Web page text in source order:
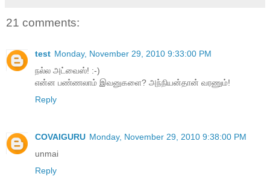
21 comments:
test Monday, November 29, 2010 9:33:00 PM
நல்ல அட்வைஸ்! :-)
என்ன பண்ணலாம் இவனுகளை? அந்நியன்தான் வரணும்!
Reply
COVAIGURU Monday, November 29, 2010 9:38:00 PM
unmai
Reply